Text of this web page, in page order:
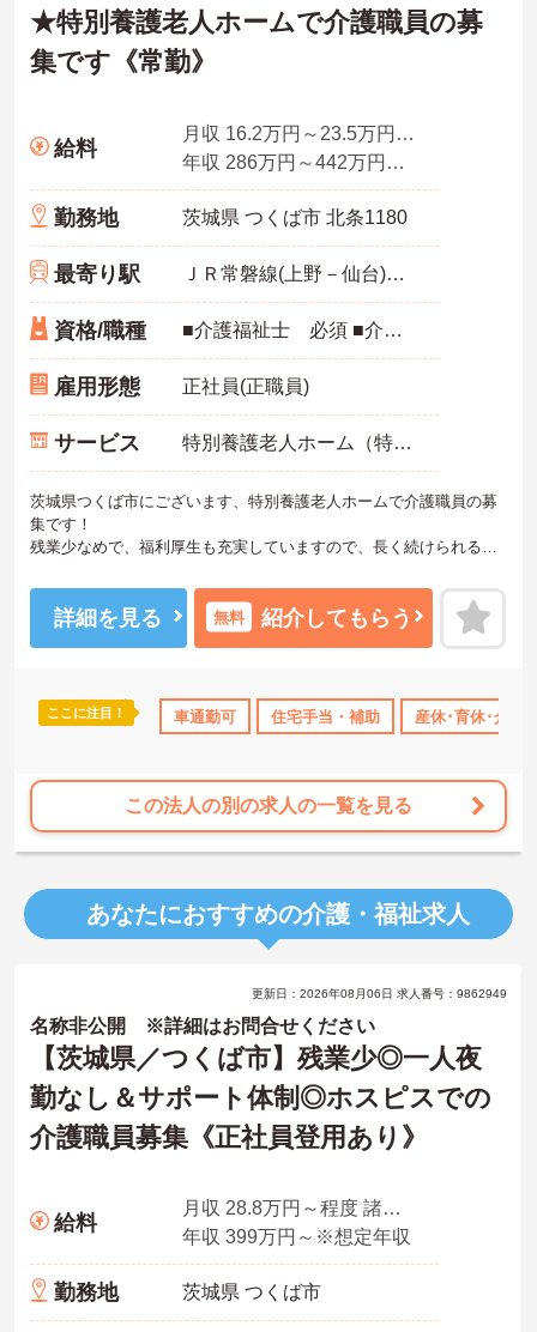
★特別養護老人ホームで介護職員の募
集です《常勤》
給料
月収 16.2万円～23.5万円程度(夜勤手当5回分含む諸手当込み)
年収 286万円～442万円程度
勤務地 茨城県 つくば市 北条1180
最寄り駅 ＪＲ常磐線(上野－仙台)「土浦駅」バス・車30分
資格/職種 ■介護福祉士 必須 ■介護経験あれば尚可
雇用形態 正社員(正職員)
サービス 特別養護老人ホーム（特養）
茨城県つくば市にございます、特別養護老人ホームで介護職員の募
集です！
残業少なめで、福利厚生も充実していますので、長く続けられる環
マイカー通勤OKですよ♪
ご興味ある方には、面接のポイントなど、さらに詳細をお話致しま
すのでお気軽にご相談ください。
詳細を見る 無料 紹介してもらう
ここに注目！ 車通勤可 住宅手当・補助 産休･育休･介護
この法人の別の求人の一覧を見る
あなたにおすすめの介護・福祉求人
更新日：2026年08月06日 求人番号：9862949
名称非公開 ※詳細はお問合せください
【茨城県／つくば市】残業少◎一人夜
勤なし＆サポート体制◎ホスピスでの
介護職員募集《正社員登用あり》
給料
月収 28.8万円～程度 諸手当込・夜勤4回/月想定
年収 399万円～※想定年収
勤務地 茨城県 つくば市